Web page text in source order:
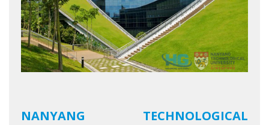
NANYANG TECHNOLOGICAL